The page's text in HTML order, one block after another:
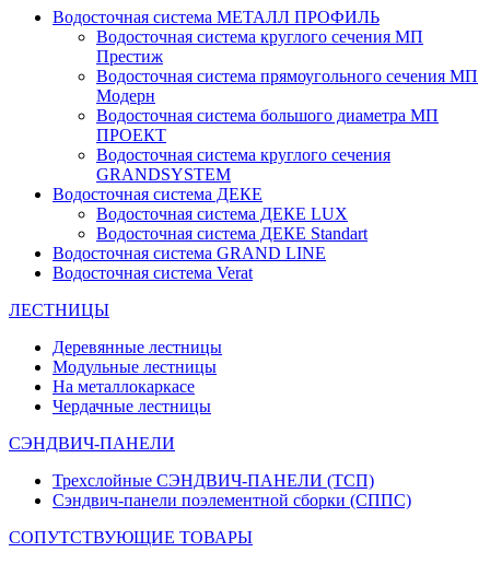
Водосточная система МЕТАЛЛ ПРОФИЛЬ
Водосточная система круглого сечения МП
Престиж
Водосточная система прямоугольного сечения МП
Модерн
Водосточная система большого диаметра МП
ПРОЕКТ
Водосточная система круглого сечения
GRANDSYSTEM
Водосточная система ДЕКЕ
Водосточная система ДЕКЕ LUX
Водосточная система ДЕКЕ Standart
Водосточная система GRAND LINE
Водосточная система Verat
ЛЕСТНИЦЫ
Деревянные лестницы
Модульные лестницы
На металлокаркасе
Чердачные лестницы
СЭНДВИЧ-ПАНЕЛИ
Трехслойные СЭНДВИЧ-ПАНЕЛИ (ТСП)
Сэндвич-панели поэлементной сборки (СППС)
СОПУТСТВУЮЩИЕ ТОВАРЫ